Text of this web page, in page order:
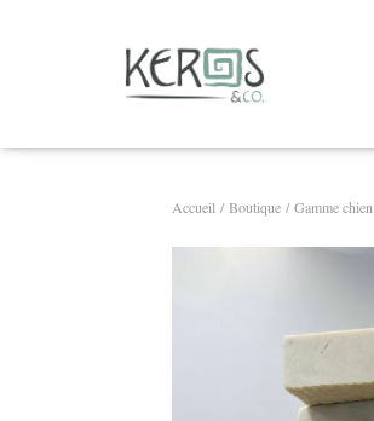
Accueil /Boutique /Gamme chien